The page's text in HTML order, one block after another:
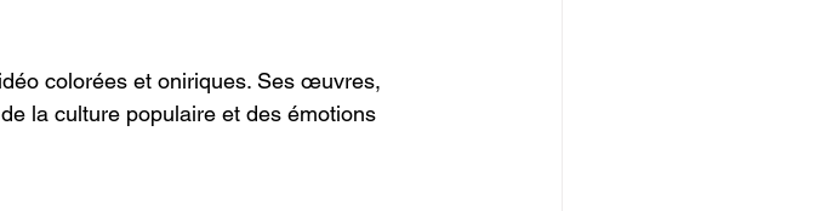
colorées et oniriques. Ses œuvres,
la culture populaire et des émotions